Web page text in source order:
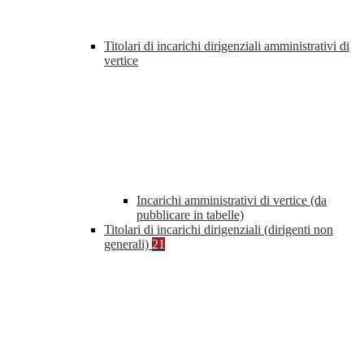
Titolari di incarichi dirigenziali amministrativi di
vertice
Incarichi amministrativi di vertice (da
pubblicare in tabelle)
Titolari di incarichi dirigenziali (dirigenti non
generali) 21